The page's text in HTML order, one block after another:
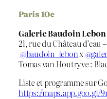
Paris 10e
Galerie Baudoin
21, rue du Château d’eau –
@baudoin_lebonx
Tomas van Houtryve :
Liste et programme sur
https://maps.app.goo.gl/